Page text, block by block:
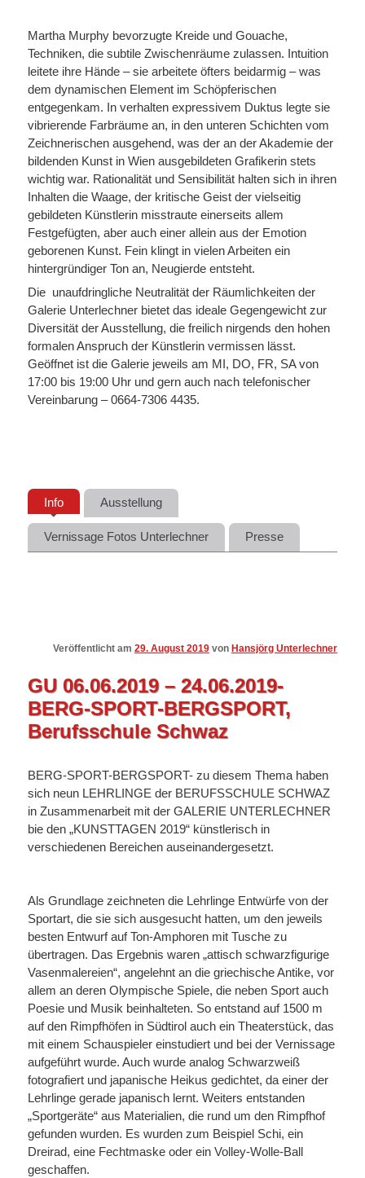
Martha Murphy bevorzugte Kreide und Gouache,
Techniken, die subtile Zwischenräume zulassen. Intuition
leitete ihre Hände – sie arbeitete öfters beidarmig – was
dem dynamischen Element im Schöpferischen
entgegenkam. In verhalten expressivem Duktus legte sie
vibrierende Farbräume an, in den unteren Schichten vom
Zeichnerischen ausgehend, was der an der Akademie der
bildenden Kunst in Wien ausgebildeten Grafikerin stets
wichtig war. Rationalität und Sensibilität halten sich in ihren
Inhalten die Waage, der kritische Geist der vielseitig
gebildeten Künstlerin misstraute einerseits allem
Festgefügten, aber auch einer allein aus der Emotion
geborenen Kunst. Fein klingt in vielen Arbeiten ein
hintergründiger Ton an, Neugierde entsteht.
Die unaufdringliche Neutralität der Räumlichkeiten der
Galerie Unterlechner bietet das ideale Gegengewicht zur
Diversität der Ausstellung, die freilich nirgends den hohen
formalen Anspruch der Künstlerin vermissen lässt.
Geöffnet ist die Galerie jeweils am MI, DO, FR, SA von
17:00 bis 19:00 Uhr und gern auch nach telefonischer
Vereinbarung – 0664-7306 4435.
Info Ausstellung
Vernissage Fotos Unterlechner Presse
Veröffentlicht am 29. August 2019 von Hansjörg Unterlechner
GU 06.06.2019 – 24.06.2019-
BERG-SPORT-BERGSPORT,
Berufsschule Schwaz
BERG-SPORT-BERGSPORT- zu diesem Thema haben
sich neun LEHRLINGE der BERUFSSCHULE SCHWAZ
in Zusammenarbeit mit der GALERIE UNTERLECHNER
bie den „KUNSTTAGEN 2019“ künstlerisch in
verschiedenen Bereichen auseinandergesetzt.
Als Grundlage zeichneten die Lehrlinge Entwürfe von der
Sportart, die sie sich ausgesucht hatten, um den jeweils
besten Entwurf auf Ton-Amphoren mit Tusche zu
übertragen. Das Ergebnis waren „attisch schwarzfigurige
Vasenmalereien“, angelehnt an die griechische Antike, vor
allem an deren Olympische Spiele, die neben Sport auch
Poesie und Musik beinhalteten. So entstand auf 1500 m
auf den Rimpfhöfen in Südtirol auch ein Theaterstück, das
mit einem Schauspieler einstudiert und bei der Vernissage
aufgeführt wurde. Auch wurde analog Schwarzweiß
fotografiert und japanische Heikus gedichtet, da einer der
Lehrlinge gerade japanisch lernt. Weiters entstanden
„Sportgeräte“ aus Materialien, die rund um den Rimpfhof
gefunden wurden. Es wurden zum Beispiel Schi, ein
Dreirad, eine Fechtmaske oder ein Volley-Wolle-Ball
geschaffen.